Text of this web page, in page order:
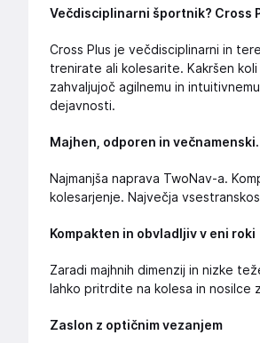
Večdisciplinarni športnik? Cross
Cross Plus je večdisciplinarni in
trenirate ali kolesarite. Kakršen
zahvaljujoč agilnemu in
dejavnosti.
Majhen, odporen in
Najmanjša naprava TwoNav-a.
kolesarjenje. Največja
Kompakten in obvladljiv v eni roki
Zaradi majhnih dimenzij in nizke
lahko pritrdite na kolesa in nosilce
Zaslon z optičnim vezanjem